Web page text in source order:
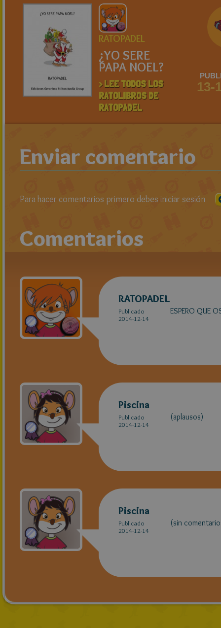
RATOPADEL
¿YO SERE
PAPA NOEL?
> LEE TODOS LOS
RATOLIBROS DE
RATOPADEL
13-
Enviar comentario
Para hacer comentarios primero debes iniciar sesión
Comentarios
RATOPADEL
Publicado
2014-12-14
ESPERO QUE
Piscina
Publicado
2014-12-14
(aplausos)
Piscina
Publicado
2014-12-14
(sin